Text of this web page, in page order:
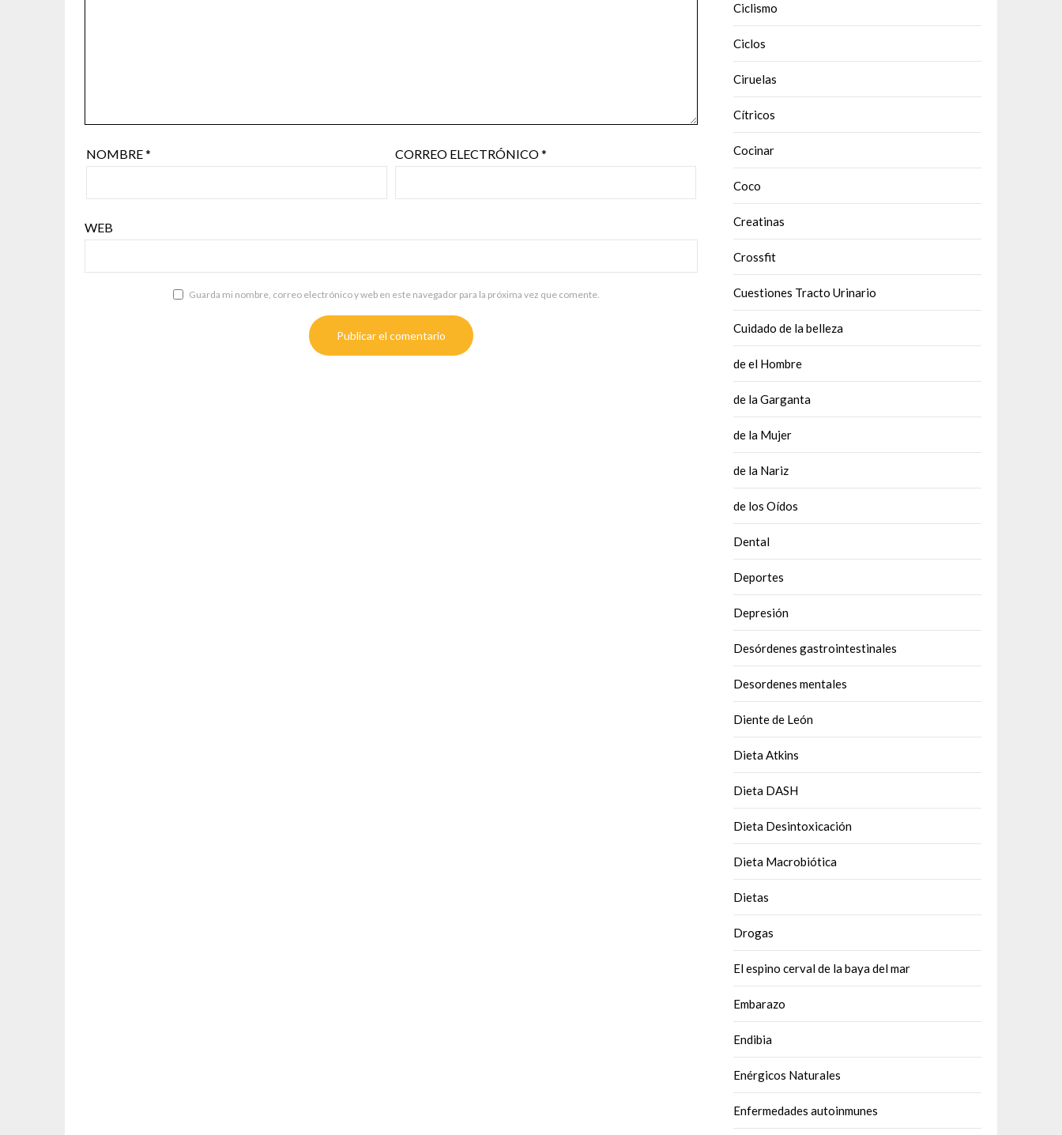
NOMBRE* CORREO ELECTRÓNICO*
WEB
Guarda mi nombre, correo electrónico y web en este navegador para la próxima vez que comente.
Ciclismo
Ciclos
Ciruelas
Cítricos
Cocinar
Coco
Creatinas
Crossfit
Cuestiones Tracto Urinario
Cuidado de la belleza
de el Hombre
de la Garganta
de la Mujer
de la Nariz
de los Oídos
Dental
Deportes
Depresión
Desórdenes gastrointestinales
Desordenes mentales
Diente de León
Dieta Atkins
Dieta DASH
Dieta Desintoxicación
Dieta Macrobiótica
Dietas
Drogas
El espino cerval de la baya del mar
Embarazo
Endibia
Enérgicos Naturales
Enfermedades autoinmunes